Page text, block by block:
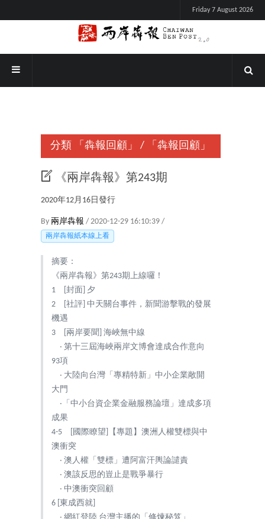
Friday 7 August 2026
分類 「犇報回顧」 / 「犇報回顧」
《兩岸犇報》第243期
2020年12月16日發行
By 兩岸犇報 / 2020-12-29 16:10:39 /
兩岸犇報紙本線上看
摘要：
《兩岸犇報》第243期上線囉！
1 [封面] 夕
2 [社評] 中天關台事件，新聞游擊戰的發展
機遇
3 [兩岸要聞] 海峽無中線
‧ 第十三屆海峽兩岸文博會達成合作意向
93項
‧ 大陸向台灣「專精特新」中小企業敞開
大門
‧「中小台資企業金融服務論壇」達成多項
成果
4-5 [國際瞭望]【專題】澳洲人權雙標與中
澳衝突
‧ 澳人權「雙標」遭阿富汗輿論譴責
‧ 澳該反思的豈止是戰爭暴行
‧ 中澳衝突回顧
6 [東成西就]